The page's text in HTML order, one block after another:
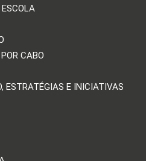
CABO
ESTRATÉGIAS E INICIATIVAS